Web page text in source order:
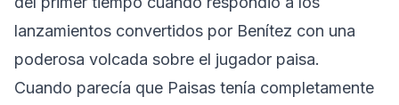
lanzamientos convertidos por Benítez con una
poderosa volcada sobre el jugador paisa.
Cuando parecía que Paisas tenía completamente